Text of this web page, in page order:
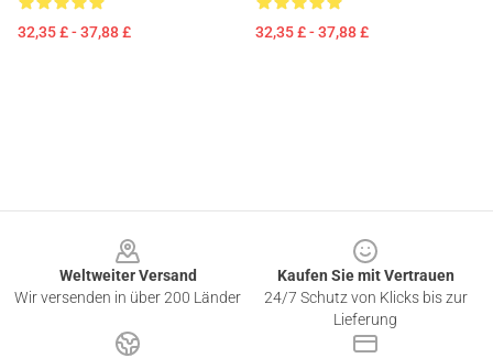
32,35 £ - 37,88 £ 32,35 £ - 37,88 £
Weltweiter Versand
Wir versenden in über 200 Länder
Kaufen Sie mit Vertrauen
24/7 Schutz von Klicks bis zur
Lieferung